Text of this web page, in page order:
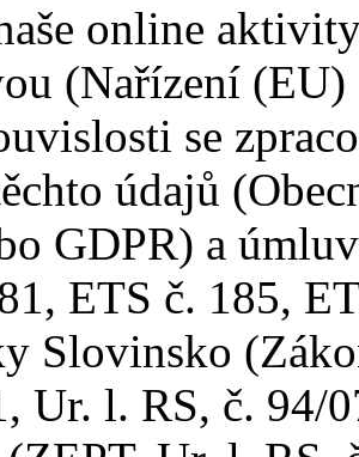
online
(Nařízení
se
údajů
GDPR) a
ETS č. 185,
Slovinsko
Ur. l. RS, č. 94/